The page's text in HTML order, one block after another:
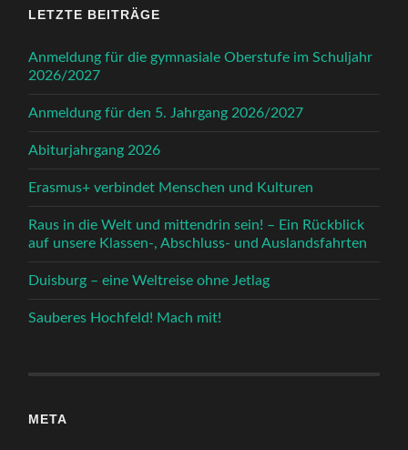
LETZTE BEITRÄGE
Anmeldung für die gymnasiale Oberstufe im Schuljahr
2026/2027
Anmeldung für den 5. Jahrgang 2026/2027
Abiturjahrgang 2026
Erasmus+ verbindet Menschen und Kulturen
Raus in die Welt und mittendrin sein! – Ein Rückblick
auf unsere Klassen-, Abschluss- und Auslandsfahrten
Duisburg – eine Weltreise ohne Jetlag
Sauberes Hochfeld! Mach mit!
META